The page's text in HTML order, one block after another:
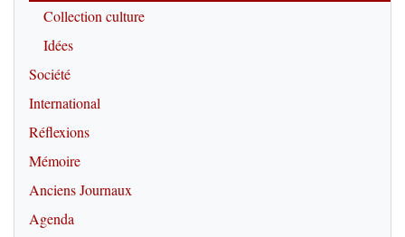
Collection culture
Idées
Société
International
Réflexions
Mémoire
Anciens Journaux
Agenda